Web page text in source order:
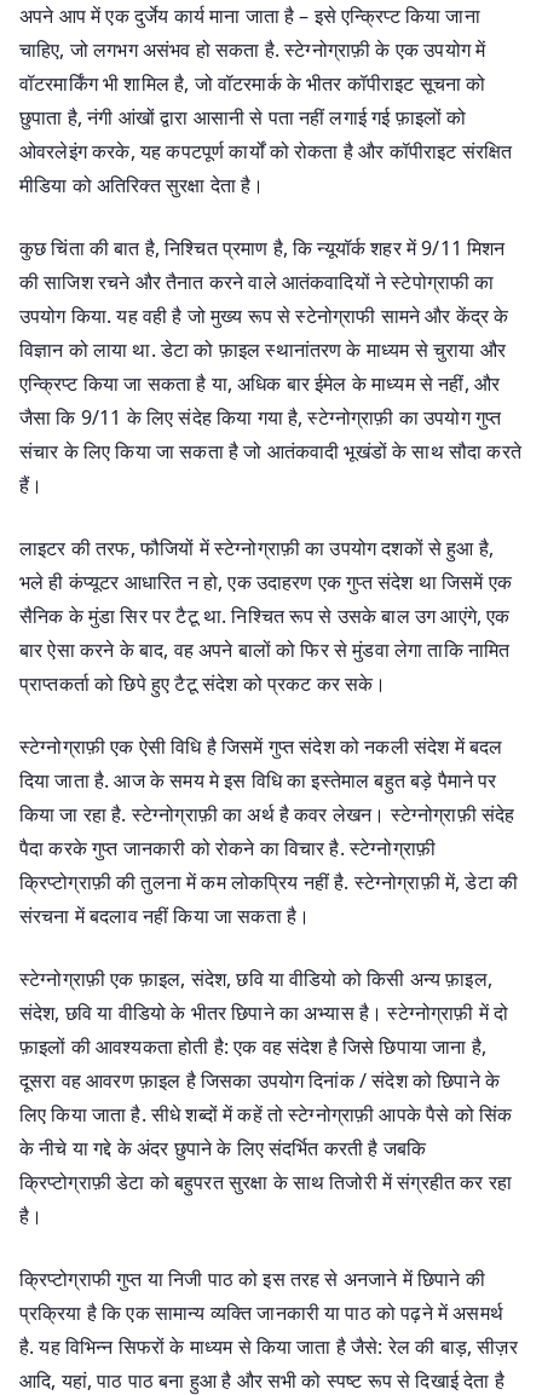
अपने आप में एक दुर्जेय कार्य माना जाता है – इसे एन्क्रिप्ट किया जाना
चाहिए, जो लगभग असंभव हो सकता है. स्टेग्नोग्राफ़ी के एक उपयोग में
वॉटरमार्किंग भी शामिल है, जो वॉटरमार्क के भीतर कॉपीराइट सूचना को
छुपाता है, नंगी आंखों द्वारा आसानी से पता नहीं लगाई गई फ़ाइलों को
ओवरलेइंग करके, यह कपटपूर्ण कार्यों को रोकता है और कॉपीराइट संरक्षित
मीडिया को अतिरिक्त सुरक्षा देता है।
कुछ चिंता की बात है, निश्चित प्रमाण है, कि न्यूयॉर्क शहर में 9/11 मिशन
की साजिश रचने और तैनात करने वाले आतंकवादियों ने स्टेपोग्राफी का
उपयोग किया. यह वही है जो मुख्य रूप से स्टेनोग्राफी सामने और केंद्र के
विज्ञान को लाया था. डेटा को फ़ाइल स्थानांतरण के माध्यम से चुराया और
एन्क्रिप्ट किया जा सकता है या, अधिक बार ईमेल के माध्यम से नहीं, और
जैसा कि 9/11 के लिए संदेह किया गया है, स्टेग्नोग्राफ़ी का उपयोग गुप्त
संचार के लिए किया जा सकता है जो आतंकवादी भूखंडों के साथ सौदा करते
हैं।
लाइटर की तरफ, फौजियों में स्टेग्नोग्राफ़ी का उपयोग दशकों से हुआ है,
भले ही कंप्यूटर आधारित न हो, एक उदाहरण एक गुप्त संदेश था जिसमें एक
सैनिक के मुंडा सिर पर टैटू था. निश्चित रूप से उसके बाल उग आएंगे, एक
बार ऐसा करने के बाद, वह अपने बालों को फिर से मुंडवा लेगा ताकि नामित
प्राप्तकर्ता को छिपे हुए टैटू संदेश को प्रकट कर सके।
स्टेग्नोग्राफ़ी एक ऐसी विधि है जिसमें गुप्त संदेश को नकली संदेश में बदल
दिया जाता है. आज के समय मे इस विधि का इस्तेमाल बहुत बड़े पैमाने पर
किया जा रहा है. स्टेग्नोग्राफ़ी का अर्थ है कवर लेखन। स्टेग्नोग्राफ़ी संदेह
पैदा करके गुप्त जानकारी को रोकने का विचार है. स्टेग्नोग्राफ़ी
क्रिप्टोग्राफ़ी की तुलना में कम लोकप्रिय नहीं है. स्टेग्नोग्राफ़ी में, डेटा की
संरचना में बदलाव नहीं किया जा सकता है।
स्टेग्नोग्राफ़ी एक फ़ाइल, संदेश, छवि या वीडियो को किसी अन्य फ़ाइल,
संदेश, छवि या वीडियो के भीतर छिपाने का अभ्यास है। स्टेग्नोग्राफ़ी में दो
फ़ाइलों की आवश्यकता होती है: एक वह संदेश है जिसे छिपाया जाना है,
दूसरा वह आवरण फ़ाइल है जिसका उपयोग दिनांक / संदेश को छिपाने के
लिए किया जाता है. सीधे शब्दों में कहें तो स्टेग्नोग्राफ़ी आपके पैसे को सिंक
के नीचे या गद्दे के अंदर छुपाने के लिए संदर्भित करती है जबकि
क्रिप्टोग्राफ़ी डेटा को बहुपरत सुरक्षा के साथ तिजोरी में संग्रहीत कर रहा
है।
क्रिप्टोग्राफी गुप्त या निजी पाठ को इस तरह से अनजाने में छिपाने की
प्रक्रिया है कि एक सामान्य व्यक्ति जानकारी या पाठ को पढ़ने में असमर्थ
है. यह विभिन्न सिफरों के माध्यम से किया जाता है जैसे: रेल की बाड़, सीज़र
आदि, यहां, पाठ पाठ बना हुआ है और सभी को स्पष्ट रूप से दिखाई देता है